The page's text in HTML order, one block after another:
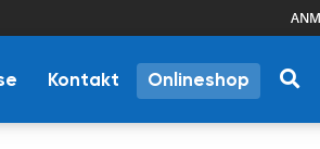
Kontakt Onlineshop